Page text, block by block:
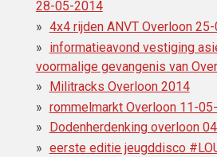
28-05-2014
4x4 rijden ANVT Overloon
informatieavond vestiging
voormalige gevangenis van
Militracks Overloon 2014
rommelmarkt Overloon 11-
Dodenherdenking overloon
eerste editie jeugddisco